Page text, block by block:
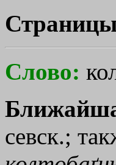
Слово:
севск.;